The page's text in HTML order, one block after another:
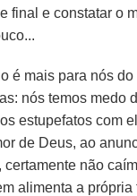
final e constatar o
é mais para nós
nós temos medo
estupefatos com
de Deus, ao
certamente não
alimenta a própria